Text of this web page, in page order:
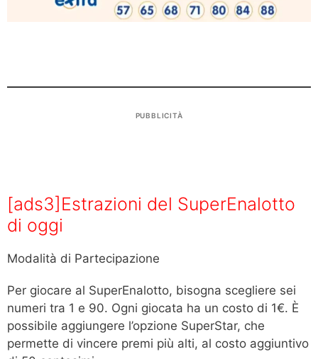
PUBBLICITÀ
[ads3]Estrazioni del SuperEnalotto
di oggi
Modalità di Partecipazione
Per giocare al SuperEnalotto, bisogna scegliere sei
numeri tra 1 e 90. Ogni giocata ha un costo di 1€. È
possibile aggiungere l’opzione SuperStar, che
permette di vincere premi più alti, al costo aggiuntivo